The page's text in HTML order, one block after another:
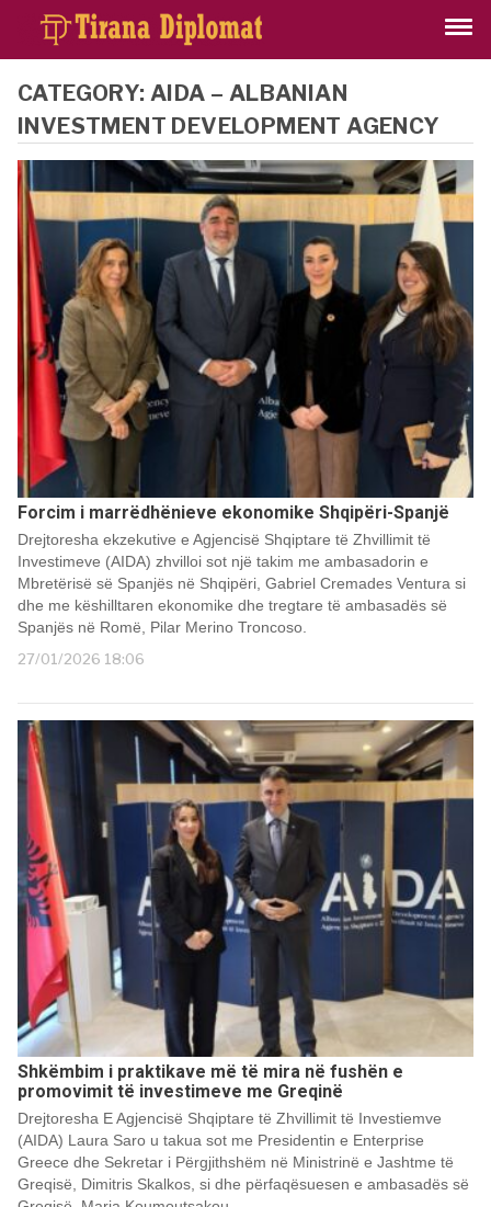
CATEGORY:AIDA – ALBANIAN
INVESTMENT DEVELOPMENT AGENCY
Forcim i marrëdhënieve ekonomike Shqipëri-Spanjë
Drejtoresha ekzekutive e Agjencisë Shqiptare të Zhvillimit të
Investimeve (AIDA) zhvilloi sot një takim me ambasadorin e
Mbretërisë së Spanjës në Shqipëri, Gabriel Cremades Ventura si
dhe me këshilltaren ekonomike dhe tregtare të ambasadës së
Spanjës në Romë, Pilar Merino Troncoso.
27/01/2026 18:06
Shkëmbim i praktikave më të mira në fushën e
promovimit të investimeve me Greqinë
Drejtoresha E Agjencisë Shqiptare të Zhvillimit të Investiemve
(AIDA) Laura Saro u takua sot me Presidentin e Enterprise
Greece dhe Sekretar i Përgjithshëm në Ministrinë e Jashtme të
Greqisë, Dimitris Skalkos, si dhe përfaqësuesen e ambasadës së